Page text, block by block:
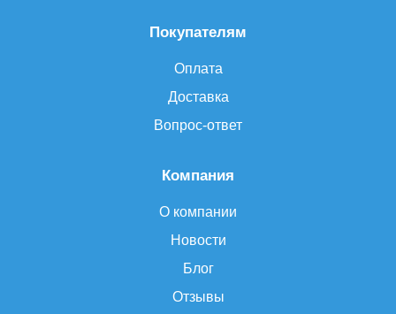
Компания
О компании
Новости
Блог
Отзывы
Покупателям
Оплата
Доставка
Вопрос-ответ